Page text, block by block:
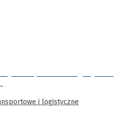
i logistyczne